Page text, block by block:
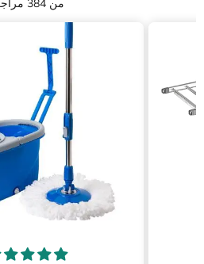
من 384 مراجعة